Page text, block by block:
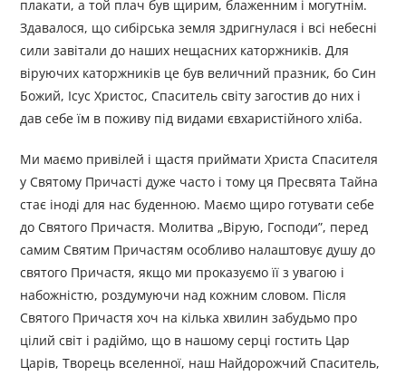
плакати, а той плач був щирим, блаженним і могутнім.
Здавалося, що сибірська земля здригнулася і всі небесні
сили завітали до наших нещасних каторжників. Для
віруючих каторжників це був величний празник, бо Син
Божий, Ісус Христос, Спаситель світу загостив до них і
дав себе їм в поживу під видами євхаристійного хліба.
Ми маємо привілей і щастя приймати Христа Спасителя
у Святому Причасті дуже часто і тому ця Пресвята Тайна
стає іноді для нас буденною. Маємо щиро готувати себе
до Святого Причастя. Молитва „Вірую, Господи”, перед
самим Святим Причастям особливо налаштовує душу до
святого Причастя, якщо ми проказуємо її з увагою і
набожністю, роздумуючи над кожним словом. Після
Святого Причастя хоч на кілька хвилин забудьмо про
цілий світ і радіймо, що в нашому серці гостить Цар
Царів, Творець вселенної, наш Найдорожчий Спаситель,